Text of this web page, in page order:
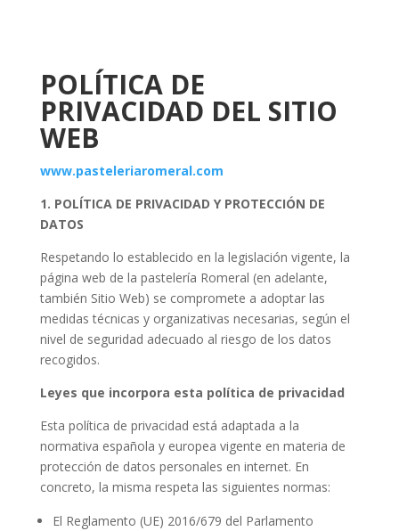
POLÍTICA DE
PRIVACIDAD DEL SITIO
WEB
www.pasteleriaromeral.com
1. POLÍTICA DE PRIVACIDAD Y PROTECCIÓN DE
DATOS
Respetando lo establecido en la legislación vigente, la
página web de la pastelería Romeral (en adelante,
también Sitio Web) se compromete a adoptar las
medidas técnicas y organizativas necesarias, según el
nivel de seguridad adecuado al riesgo de los datos
recogidos.
Leyes que incorpora esta política de privacidad
Esta política de privacidad está adaptada a la
normativa española y europea vigente en materia de
protección de datos personales en internet. En
concreto, la misma respeta las siguientes normas:
El Reglamento (UE) 2016/679 del Parlamento